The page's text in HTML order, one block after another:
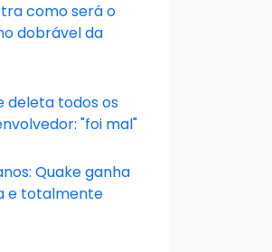
como será o
dobrável da
deleta todos os
"foi mal"
Quake ganha
e totalmente